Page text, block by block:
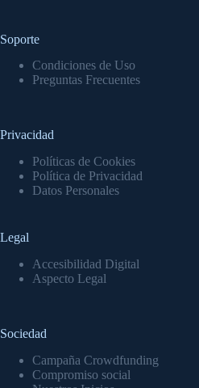
Soporte
Condiciones de Uso
Preguntas Frecuentes
Privacidad
Políticas de Cookies
Política de Privacidad
Datos Personales
Legal
Accesibilidad Digital
Aspecto Legal
Sociedad
Campaña Crowdfunding
Compromiso social